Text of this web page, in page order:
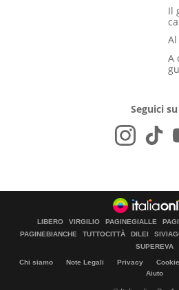
Il
A
Seguici su
LIBERO VIRGILIO PAGINEGIALLE
PAGINEBIANCHE
TUTTOCITTÀ DILEI
SUPEREVA
Chi siamo Note Legali Privacy
Aiuto